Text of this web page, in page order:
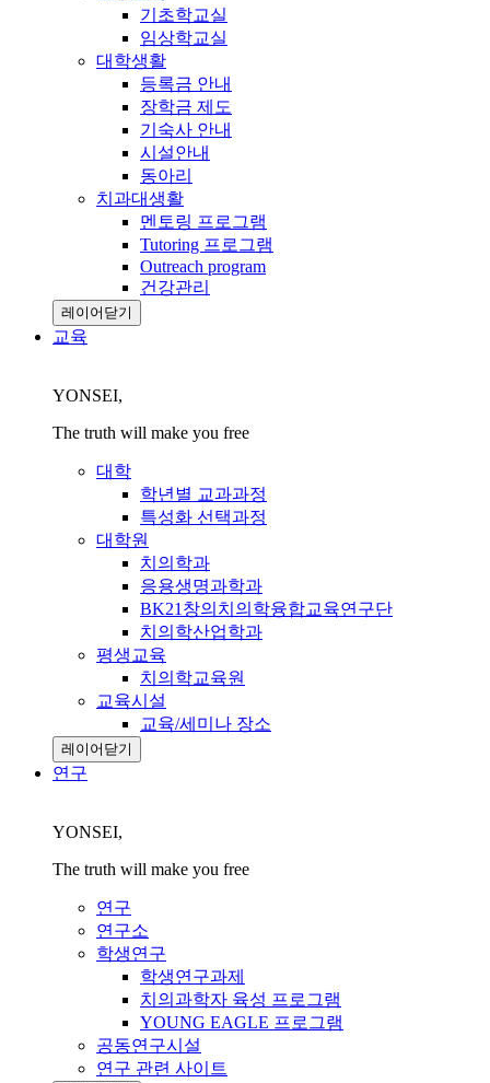
기초학교실
임상학교실
대학생활
등록금 안내
장학금 제도
기숙사 안내
시설안내
동아리
치과대생활
멘토링 프로그램
Tutoring 프로그램
Outreach program
건강관리
레이어닫기
교육
YONSEI,
The truth will make you free
대학
학년별 교과과정
특성화 선택과정
대학원
치의학과
응용생명과학과
BK21창의치의학융합교육연구단
치의학산업학과
평생교육
치의학교육원
교육시설
교육/세미나 장소
레이어닫기
연구
YONSEI,
The truth will make you free
연구
연구소
학생연구
학생연구과제
치의과학자 육성 프로그램
YOUNG EAGLE 프로그램
공동연구시설
연구 관련 사이트